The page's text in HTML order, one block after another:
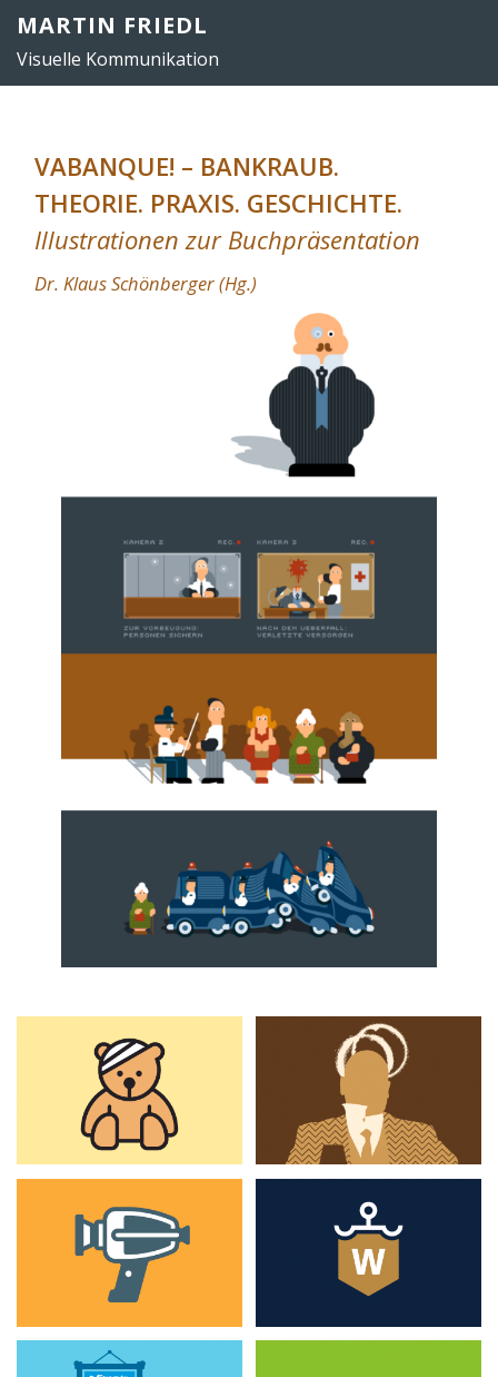
Zum
springen
MARTIN FRIEDL
Visuelle Kommunikation
VABANQUE! – BANKRAUB.
THEORIE. PRAXIS. GESCHICHTE.
Illustrationen zur Buchpräsentation
Dr. Klaus Schönberger (Hg.)